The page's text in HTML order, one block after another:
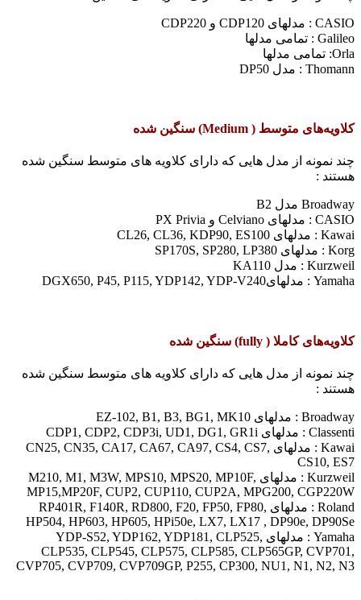
CASIO :‌ مدلهای CDP120 و CDP220
Galileo : تمامی مدلها
Orla: تمامی مدلها
Thomann : مدل DP50
کلاویه‌های متوسط ( Medium) سنگین شده
چند نمونه از مدل هایی که دارای کلاویه های متوسط سنگین شده
هستند :
Broadway مدل B2
CASIO :‌ مدلهای Celviano و PX Privia
Kawai : مدلهای CL26, CL36, KDP90, ES100
Korg :‌ مدلهای SP170S, SP280, LP380
Kurzweil : مدل KA110
Yamaha : مدلهایDGX650, P45, P115, YDP142, YDP-V240
کلاویه‌های کاملا ( fully) سنگین شده
چند نمونه از مدل هایی که دارای کلاویه های متوسط سنگین شده
هستند :
Broadway : مدلهای EZ-102, B1, B3, BG1, MK10
Classenti : مدلهای CDP1, CDP2, CDP3i, UD1, DG1, GR1i
Kawai : مدلهای CN25, CN35, CA17, CA67, CA97, CS4, CS7,
CS10, ES7
Kurzweil : مدلهای M210, M1, M3W, MPS10, MPS20, MP10F,
MP15,MP20F, CUP2, CUP110, CUP2A, MPG200, CGP220W
Roland : مدلهای RP401R, F140R, RD800, F20, FP50, FP80,
HP504, HP603, HP605, HPi50e, LX7, LX17 , DP90e, DP90Se
Yamaha : مدلهای YDP-S52, YDP162, YDP181, CLP525,
CLP535, CLP545, CLP575, CLP585, CLP565GP, CVP701,
CVP705, CVP709, CVP709GP, P255, CP300, NU1, N1, N2, N3